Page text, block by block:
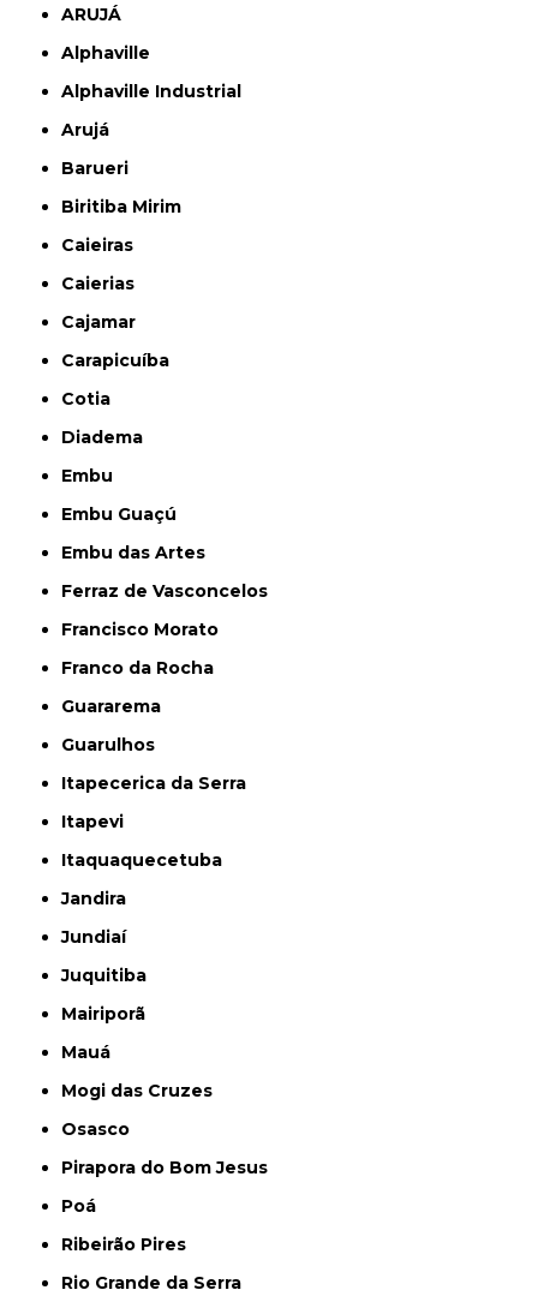
ARUJÁ
Alphaville
Alphaville Industrial
Arujá
Barueri
Biritiba Mirim
Caieiras
Caierias
Cajamar
Carapicuíba
Cotia
Diadema
Embu
Embu Guaçú
Embu das Artes
Ferraz de Vasconcelos
Francisco Morato
Franco da Rocha
Guararema
Guarulhos
Itapecerica da Serra
Itapevi
Itaquaquecetuba
Jandira
Jundiaí
Juquitiba
Mairiporã
Mauá
Mogi das Cruzes
Osasco
Pirapora do Bom Jesus
Poá
Ribeirão Pires
Rio Grande da Serra